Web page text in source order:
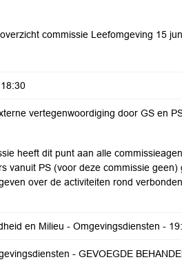
commissie Leefomgeving 15
18:30
vertegenwoordiging door GS en
heeft dit punt aan alle
vanuit PS (voor deze commissie
over de activiteiten rond
en Milieu - Omgevingsdiensten -
- GEVOEGDE